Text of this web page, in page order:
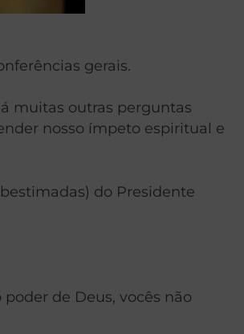
gerais.
muitas outras perguntas
nosso ímpeto espiritual e
do Presidente
de Deus, vocês não